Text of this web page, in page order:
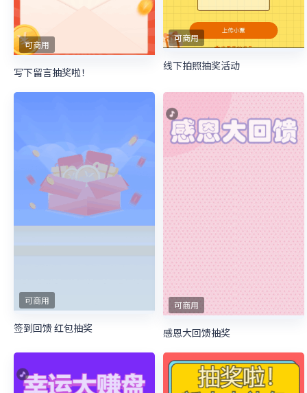
可商用
写下留言抽奖啦！
可商用
线下拍照抽奖活动
可商用
签到回馈 红包抽奖
可商用
感恩大回馈抽奖